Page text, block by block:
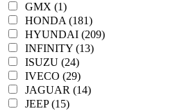
GMX (1)
HONDA (181)
HYUNDAI (209)
INFINITY (13)
ISUZU (24)
IVECO (29)
JAGUAR (14)
JEEP (15)